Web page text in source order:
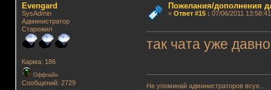
Evengard
SysAdmin
Администратор
Старожил
Карма: 186
Оффлайн
Сообщений: 2729
Пожелания/дополнения
« Ответ #15: 07/06/2011
так чата уже
Не упоминай администраторов всуе...